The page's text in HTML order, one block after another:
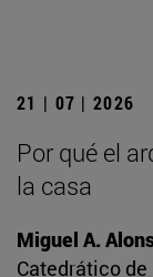
21 | 07 | 2026
Por qué el
la casa
Miguel A.
Catedrático